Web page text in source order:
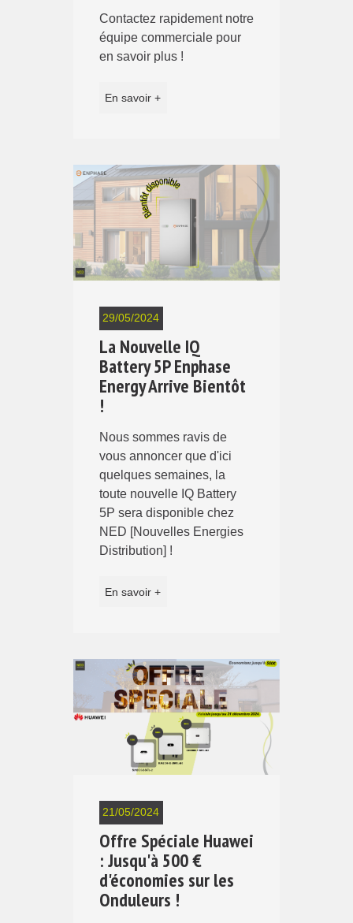
Contactez rapidement notre
équipe commerciale pour
en savoir plus !
En savoir +
29/05/2024
La Nouvelle IQ
Battery 5P Enphase
Energy Arrive Bientôt
!
Nous sommes ravis de
vous annoncer que d'ici
quelques semaines, la
toute nouvelle IQ Battery
5P sera disponible chez
NED [Nouvelles Energies
Distribution] !
En savoir +
21/05/2024
Offre Spéciale Huawei
: Jusqu'à 500 €
d'économies sur les
Onduleurs !